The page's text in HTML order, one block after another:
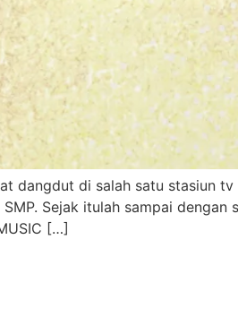
dangdut di salah satu stasiun
Sejak itulah sampai
[…]